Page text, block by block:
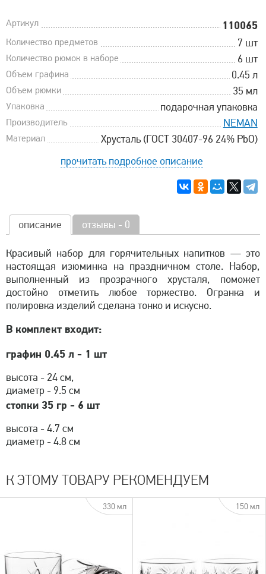
Артикул 110065
Количество предметов 7 шт
Количество рюмок в наборе 6 шт
Объем графина 0.45 л
Объем рюмки 35 мл
Упаковка подарочная упаковка
Производитель NEMAN
Материал
Хрусталь (ГОСТ 30407-96 24% PbO)
прочитать подробное описание
описание отзывы - 0
Красивый набор для горячительных напитков — это
настоящая изюминка на праздничном столе. Набор,
выполненный из прозрачного хрусталя, поможет
достойно отметить любое торжество. Огранка и
полировка изделий сделана тонко и искусно.
В комплект входит:
графин 0.45 л - 1 шт
высота - 24 см,
диаметр - 9.5 см
стопки 35 гр - 6 шт
высота - 4.7 см
диаметр - 4.8 см
К ЭТОМУ ТОВАРУ РЕКОМЕНДУЕМ
330 мл 150 мл